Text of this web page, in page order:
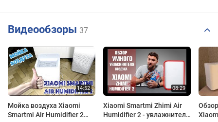
Видеообзоры 37
Мойка воздуха Xiaomi
Smartmi Air Humidifier 2
Xiaomi Smartmi Zhimi Air
Humidifier 2 - увлажнитель